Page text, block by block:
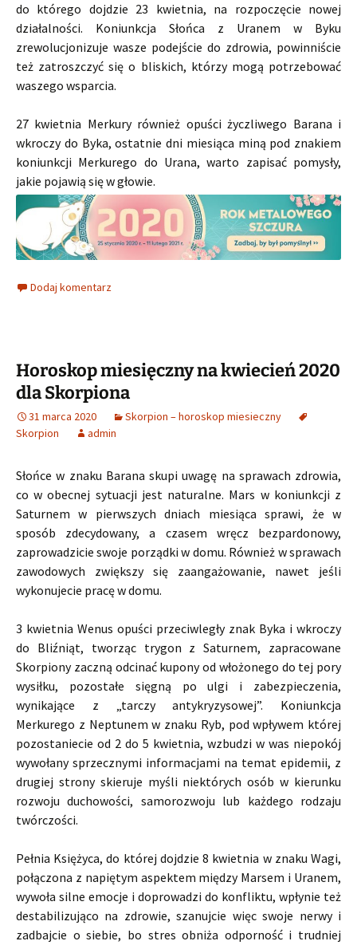
do którego dojdzie 23 kwietnia, na rozpoczęcie nowej
działalności. Koniunkcja Słońca z Uranem w Byku
zrewolucjonizuje wasze podejście do zdrowia, powinniście
też zatroszczyć się o bliskich, którzy mogą potrzebować
waszego wsparcia.
27 kwietnia Merkury również opuści życzliwego Barana i
wkroczy do Byka, ostatnie dni miesiąca miną pod znakiem
koniunkcji Merkurego do Urana, warto zapisać pomysły,
jakie pojawią się w głowie.
Dodaj komentarz
Horoskop miesięczny na kwiecień 2020
dla Skorpiona
31 marca 2020
Skorpion – horoskop miesieczny
Skorpion
admin
Słońce w znaku Barana skupi uwagę na sprawach zdrowia,
co w obecnej sytuacji jest naturalne. Mars w koniunkcji z
Saturnem w pierwszych dniach miesiąca sprawi, że w
sposób zdecydowany, a czasem wręcz bezpardonowy,
zaprowadzicie swoje porządki w domu. Również w sprawach
zawodowych zwiększy się zaangażowanie, nawet jeśli
wykonujecie pracę w domu.
3 kwietnia Wenus opuści przeciwległy znak Byka i wkroczy
do Bliźniąt, tworząc trygon z Saturnem, zapracowane
Skorpiony zaczną odcinać kupony od włożonego do tej pory
wysiłku, pozostałe sięgną po ulgi i zabezpieczenia,
wynikające z „tarczy antykryzysowej”. Koniunkcja
Merkurego z Neptunem w znaku Ryb, pod wpływem której
pozostaniecie od 2 do 5 kwietnia, wzbudzi w was niepokój
wywołany sprzecznymi informacjami na temat epidemii, z
drugiej strony skieruje myśli niektórych osób w kierunku
rozwoju duchowości, samorozwoju lub każdego rodzaju
twórczości.
Pełnia Księżyca, do której dojdzie 8 kwietnia w znaku Wagi,
połączona z napiętym aspektem między Marsem i Uranem,
wywoła silne emocje i doprowadzi do konfliktu, wpłynie też
destabilizująco na zdrowie, szanujcie więc swoje nerwy i
zadbajcie o siebie, bo stres obniża odporność i trudniej